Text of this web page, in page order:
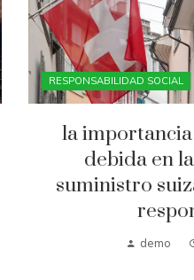
RESPONSABILIDAD SOCIAL
la
debida en
suministro
demo